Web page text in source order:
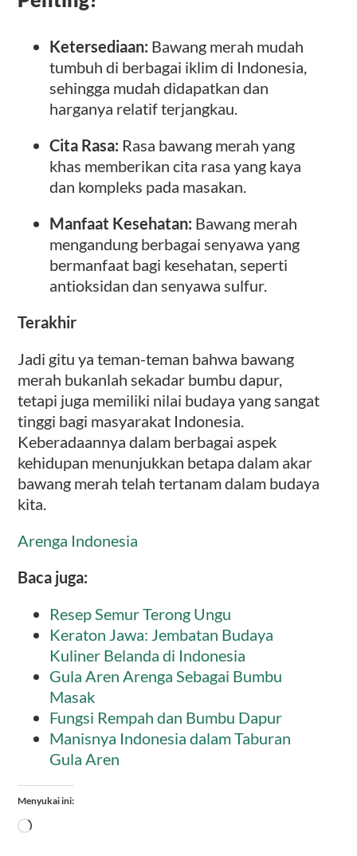
Ketersediaan: Bawang merah mudah
tumbuh di berbagai iklim di Indonesia,
sehingga mudah didapatkan dan
harganya relatif terjangkau.
Cita Rasa: Rasa bawang merah yang
khas memberikan cita rasa yang kaya
dan kompleks pada masakan.
Manfaat Kesehatan: Bawang merah
mengandung berbagai senyawa yang
bermanfaat bagi kesehatan, seperti
antioksidan dan senyawa sulfur.
Terakhir
Jadi gitu ya teman-teman bahwa bawang
merah bukanlah sekadar bumbu dapur,
tetapi juga memiliki nilai budaya yang sangat
tinggi bagi masyarakat Indonesia.
Keberadaannya dalam berbagai aspek
kehidupan menunjukkan betapa dalam akar
bawang merah telah tertanam dalam budaya
kita.
Arenga Indonesia
Baca juga:
Resep Semur Terong Ungu
Keraton Jawa: Jembatan Budaya
Kuliner Belanda di Indonesia
Gula Aren Arenga Sebagai Bumbu
Masak
Fungsi Rempah dan Bumbu Dapur
Manisnya Indonesia dalam Taburan
Gula Aren
Menyukai ini:
Memuat...